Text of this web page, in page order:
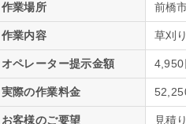
作業場所 前橋
作業内容 草刈り
オペレーター提示金額 4,950
実際の作業料金
お客様のご要望 見積